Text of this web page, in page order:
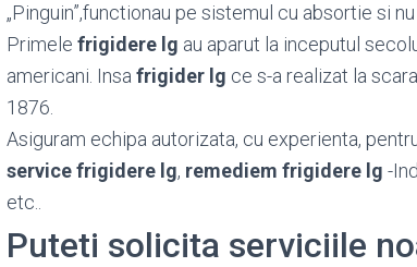
„Pinguin”,functionau pe sistemul cu absortie si
Primele frigidere lg au aparut la inceputul
americani. Insa frigider lg ce s-a realizat la
1876.
Asiguram echipa autorizata, cu experienta,
service frigidere lg, remediem frigidere lg -
etc..
Puteti solicita serviciile